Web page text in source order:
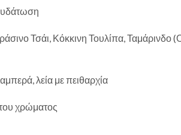
Τσάι, Κόκκινη Τουλίπα, Ταμάρινδο
λεία με πειθαρχία
χρώματος